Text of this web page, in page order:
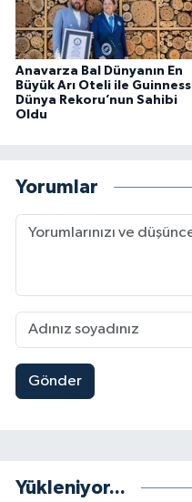
Anavarza Bal Dünyanın En
Büyük Arı Oteli ile Guinness
Dünya Rekoru’nun Sahibi
Oldu
Yorumlar
Gönder
Yükleniyor...